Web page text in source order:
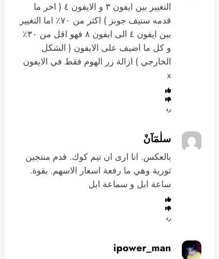
التغيير بين ايفون ٣ و الايفون ٤ ( اخر ما
قدمه ستيف جوبز ) اكثر من ٧٠٪؜ اما التغيير
بين ايفون ٤ الى ايفون ٨ فهو اقل من ٣٠٪؜
و كل ما اضيف على الايفون ( الشكل
الخارجي ) ازالة زر الهوم فقط في الايفون
x
رد
سلٰمٓآنْ
بالعكس. انا ارى ان تيم كوك. قدم منتجين
ثورية وهي ما رفعة اسعار الاسهم. بقوة.
ساعة ابل و سماعة ابل
رد
ipower_man